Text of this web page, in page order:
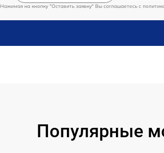
Нажимая на кнопку "Оставить заявку" Вы соглашаетесь c
Популярные